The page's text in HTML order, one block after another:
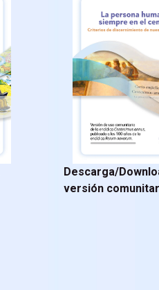
Descarga/
versión